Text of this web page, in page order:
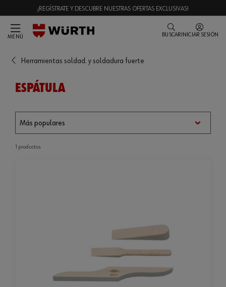
¡REGÍSTRATE Y DESCUBRE NUESTRAS OFERTAS EXCLUSIVAS!
MENÚ BUSCAR INICIAR SESIÓN
Herramientas soldad. y soldadura fuerte
ESPÁTULA
1 productos